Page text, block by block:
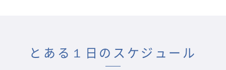
とある１日のスケジュール